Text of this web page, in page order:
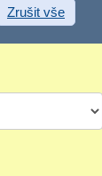
Zrušit vše